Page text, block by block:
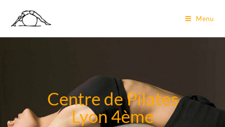
Menu
Centre de Pilates
Lyon 4ème